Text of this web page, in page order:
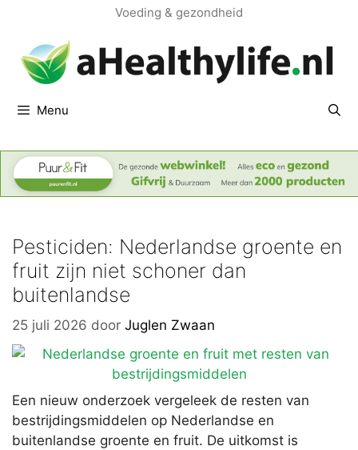
inhoud
Voeding & gezondheid
Menu
Pesticiden: Nederlandse groente en
fruit zijn niet schoner dan
buitenlandse
25 juli 2026 door Juglen Zwaan
Een nieuw onderzoek vergeleek de resten van
bestrijdingsmiddelen op Nederlandse en
buitenlandse groente en fruit. De uitkomst is